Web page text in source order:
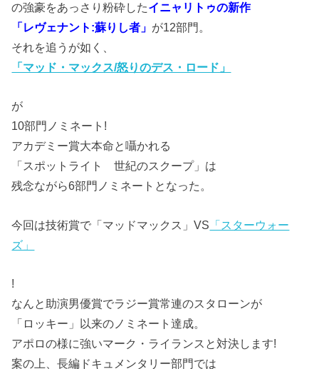
の強豪をあっさり粉砕したイニャリトゥの新作
「レヴェナント:蘇りし者」 が12部門。
それを追うが如く、
「マッド・マックス/怒りのデス・ロード」
が
10部門ノミネート!
アカデミー賞大本命と囁かれる
「スポットライト 世紀のスクープ」は
残念ながら6部門ノミネートとなった。
今回は技術賞で「マッドマックス」VS 「スターウォー
ズ」
!
なんと助演男優賞でラジー賞常連のスタローンが
「ロッキー」以来のノミネート達成。
アポロの様に強いマーク・ライランスと対決します!
案の上、長編ドキュメンタリー部門では